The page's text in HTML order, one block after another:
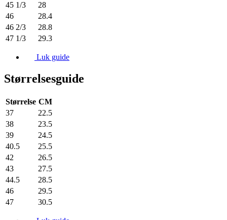
45 1/3
28
46
28.4
46 2/3
28.8
47 1/3
29.3
Luk guide
Størrelsesguide
Størrelse CM
37
22.5
38
23.5
39
24.5
40.5
25.5
42
26.5
43
27.5
44.5
28.5
46
29.5
47
30.5